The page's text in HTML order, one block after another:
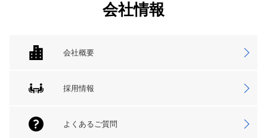
会社情報
会社概要
採用情報
よくあるご質問